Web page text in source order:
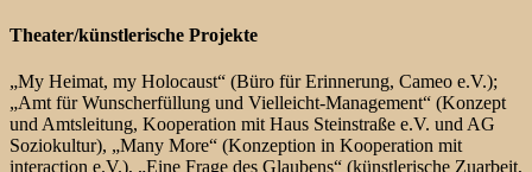
Theater/künstlerische Projekte
„My Heimat, my Holocaust“ (Büro für Erinnerung, Cameo e.V.);
„Amt für Wunscherfüllung und Vielleicht-Management“ (Konzept
und Amtsleitung, Kooperation mit Haus Steinstraße e.V. und AG
Soziokultur), „Many More“ (Konzeption in Kooperation mit
interaction e.V.), „Eine Frage des Glaubens“ (künstlerische Zuarbeit,